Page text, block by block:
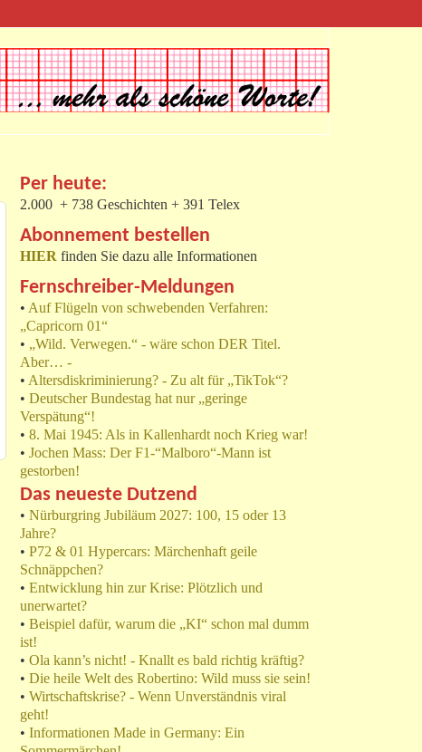
Per heute:
2.000 + 738 Geschichten + 391 Telex
Abonnement bestellen
HIER finden Sie dazu alle Informationen
Fernschreiber-Meldungen
• Auf Flügeln von schwebenden Verfahren:
„Capricorn 01“
• „Wild. Verwegen.“ - wäre schon DER Titel.
Aber… -
• Altersdiskriminierung? - Zu alt für „TikTok“?
• Deutscher Bundestag hat nur „geringe
Verspätung“!
• 8. Mai 1945: Als in Kallenhardt noch Krieg war!
• Jochen Mass: Der F1-“Malboro“-Mann ist
gestorben!
Das neueste Dutzend
• Nürburgring Jubiläum 2027: 100, 15 oder 13
Jahre?
• P72 & 01 Hypercars: Märchenhaft geile
Schnäppchen?
• Entwicklung hin zur Krise: Plötzlich und
unerwartet?
• Beispiel dafür, warum die „KI“ schon mal dumm
ist!
• Ola kann’s nicht! - Knallt es bald richtig kräftig?
• Die heile Welt des Robertino: Wild muss sie sein!
• Wirtschaftskrise? - Wenn Unverständnis viral
geht!
• Informationen Made in Germany: Ein